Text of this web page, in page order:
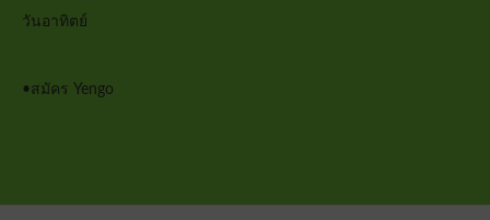
วันอาทิตย์
•สมัคร Yengo